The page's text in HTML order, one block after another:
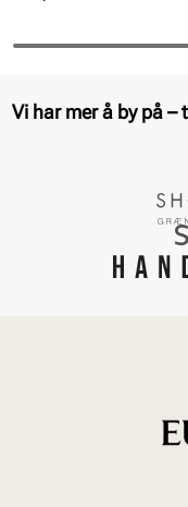
Vi har mer å by på